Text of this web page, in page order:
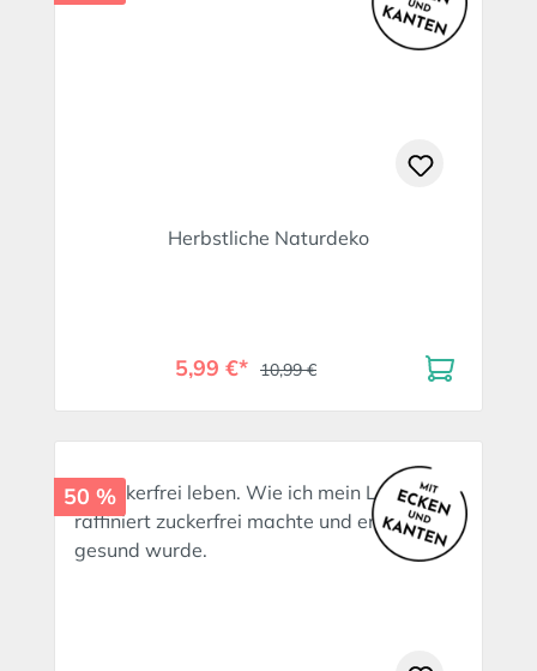
Herbstliche Naturdeko
5,99 €* 10,99 €
50 %